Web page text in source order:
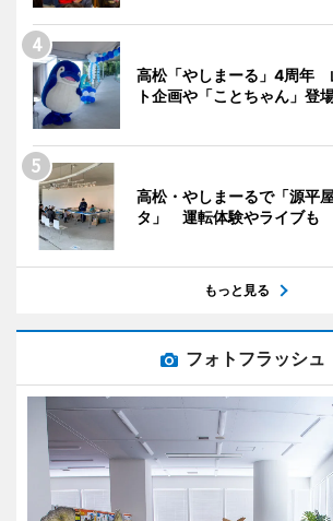
高松「やしまーる」4周年
ト企画や「ことちゃん」登
高松・やしまーるで「源平
タ」 運転体験やライブも
もっと見る
フォトフラッシュ